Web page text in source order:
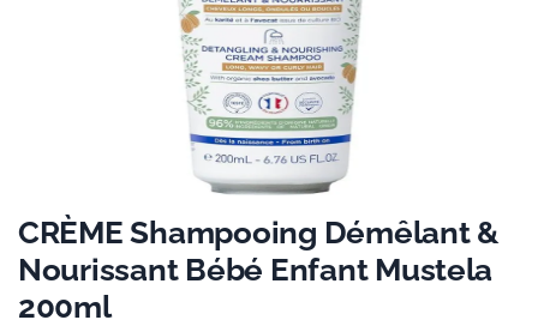
CRÈME Shampooing Démêlant &
Nourissant Bébé Enfant Mustela
200ml